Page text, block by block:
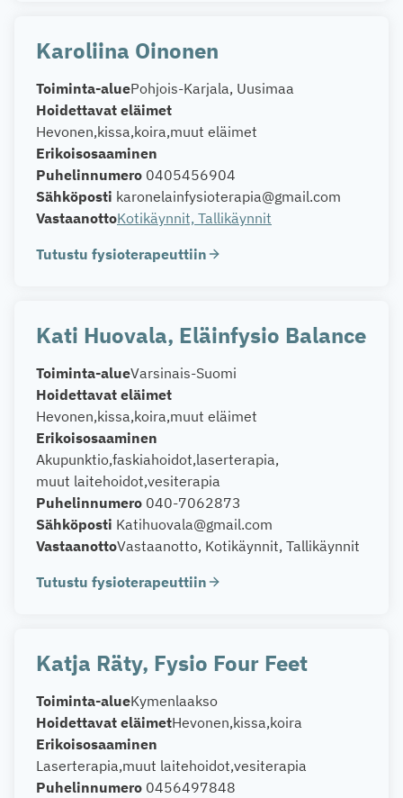
Karoliina Oinonen
Toiminta-aluePohjois-Karjala, Uusimaa
Hoidettavat eläimet
Hevonen kissa koira muut eläimet
Erikoisosaaminen
Puhelinnumero 0405456904
Sähköposti karonelainfysioterapia@gmail.com
VastaanottoKotikäynnit, Tallikäynnit
Tutustu fysioterapeuttiin
Kati Huovala, Eläinfysio Balance
Toiminta-alueVarsinais-Suomi
Hoidettavat eläimet
Hevonen kissa koira muut eläimet
Erikoisosaaminen
Akupunktio faskiahoidot laserterapia
muut laitehoidot vesiterapia
Puhelinnumero 040-7062873
Sähköposti Katihuovala@gmail.com
VastaanottoVastaanotto, Kotikäynnit, Tallikäynnit
Tutustu fysioterapeuttiin
Katja Räty, Fysio Four Feet
Toiminta-alueKymenlaakso
Hoidettavat eläimetHevonen kissa koira
Erikoisosaaminen
Laserterapia muut laitehoidot vesiterapia
Puhelinnumero 0456497848